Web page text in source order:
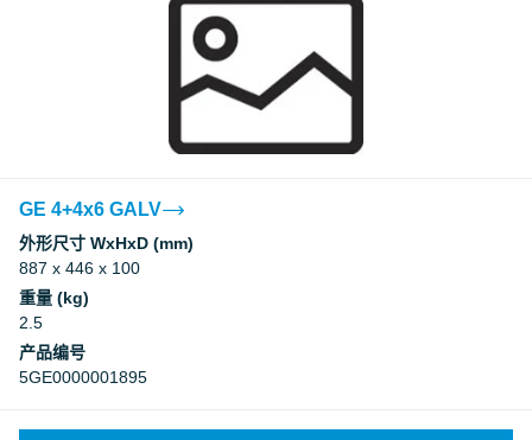
GE 4+4x6 GALV
外形尺寸 WxHxD (mm)
887 x 446 x 100
重量 (kg)
2.5
产品编号
5GE0000001895